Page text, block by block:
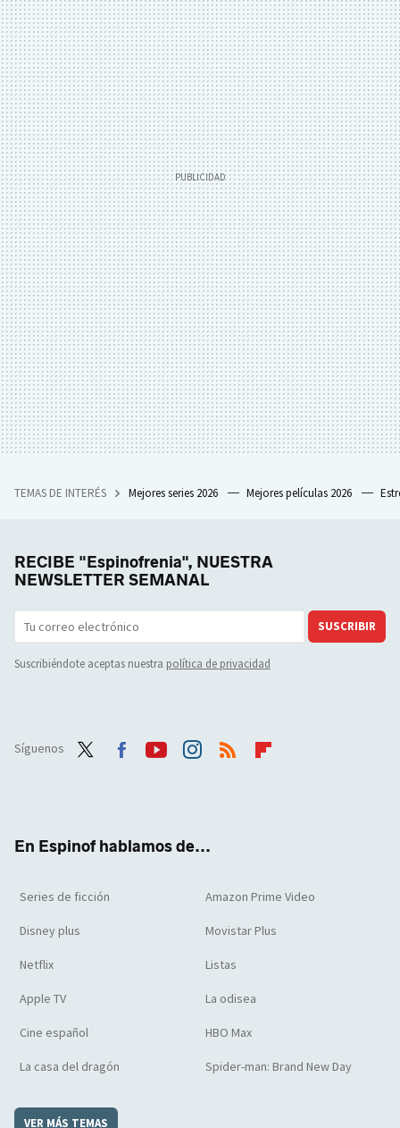
TEMAS DE INTERÉS Mejores series 2026 Mejores películas 2026
RECIBE "Espinofrenia", NUESTRA
NEWSLETTER SEMANAL
SUSCRIBIR
Suscribiéndote aceptas nuestra política de privacidad
Síguenos
En Espinof hablamos de...
Series de ficción Amazon Prime Video
Disney plus Movistar Plus
Netflix Listas
Apple TV La odisea
Cine español HBO Max
La casa del dragón Spider-man: Brand New Day
VER MÁS TEMAS